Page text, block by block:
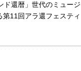
還暦」世代のミュージ
11回アラ還フェスティ